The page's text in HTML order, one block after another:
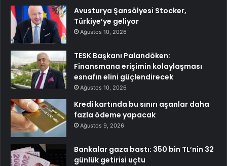
Avusturya Şansölyesi Stocker,
Türkiye’ye geliyor
Ağustos 10, 2026
TESK Başkanı Palandöken:
Finansmana erişimin kolaylaşması
esnafın elini güçlendirecek
Ağustos 10, 2026
Kredi kartında bu sınırı aşanlar daha
fazla ödeme yapacak
Ağustos 9, 2026
Bankalar gaza bastı: 350 bin TL’nin 32
günlük getirisi uçtu